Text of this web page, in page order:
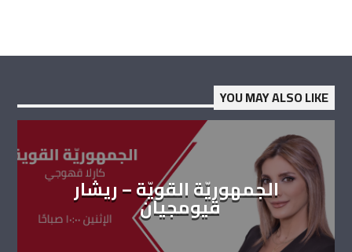
YOU MAY ALSO LIKE
الجمهوريّة القويّة – ريشار
قيومجيان